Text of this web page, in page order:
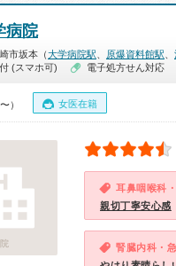
病院
市坂本（大学病院駅 原爆資料館駅
(スマホ可)
電子処方せん対応
） 女医在籍
耳鼻咽喉科
親切丁寧安心感
腎臓内科・